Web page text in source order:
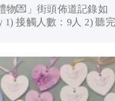
物💌」街頭佈道記錄如
家多番練習講福音、在
取機會向街坊傳福音，